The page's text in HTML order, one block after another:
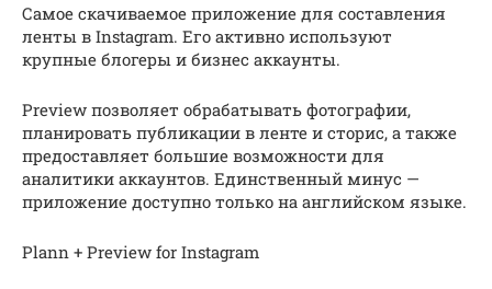
Самое скачиваемое приложение для составления
ленты в Instagram. Его активно используют
крупные блогеры и бизнес аккаунты.
Preview позволяет обрабатывать фотографии,
планировать публикации в ленте и сторис, а также
предоставляет большие возможности для
аналитики аккаунтов. Единственный минус —
приложение доступно только на английском языке.
Plann + Preview for Instagram